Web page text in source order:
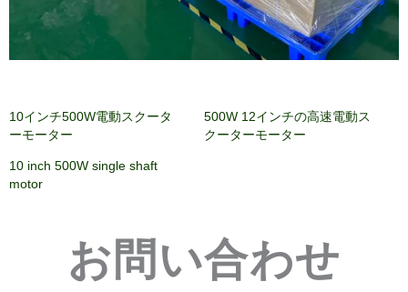
10インチ500W電動スクータ
ーモーター
500W 12インチの高速電動ス
クーターモーター
10 inch 500W single shaft
motor
お問い合わせ